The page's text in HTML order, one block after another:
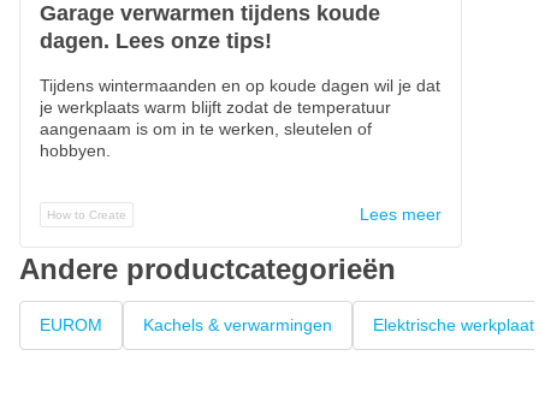
Garage verwarmen tijdens koude
dagen. Lees onze tips!
Tijdens wintermaanden en op koude dagen wil je dat
je werkplaats warm blijft zodat de temperatuur
aangenaam is om in te werken, sleutelen of
hobbyen.
How to Create Lees meer
Andere productcategorieën
EUROM Kachels & verwarmingen Elektrische